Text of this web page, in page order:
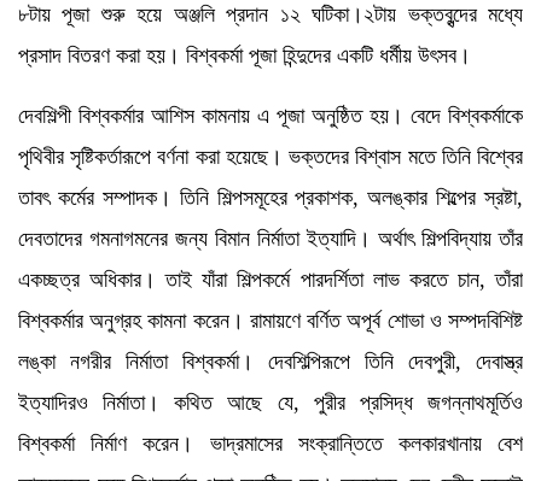
৮টায় পূজা শুরু হয়ে অঞ্জলি প্রদান ১২ ঘটিকা।২টায় ভক্তবৃন্দের মধ্যে
প্রসাদ বিতরণ করা হয়। বিশ্বকর্মা পূজা হিন্দুদের একটি ধর্মীয় উৎসব।
দেবশিল্পী বিশ্বকর্মার আশিস কামনায় এ পূজা অনুষ্ঠিত হয়। বেদে বিশ্বকর্মাকে
পৃথিবীর সৃষ্টিকর্তারূপে বর্ণনা করা হয়েছে। ভক্তদের বিশ্বাস মতে তিনি বিশ্বের
তাবৎ কর্মের সম্পাদক। তিনি শিল্পসমূহের প্রকাশক, অলঙ্কার শিল্পের স্রষ্টা,
দেবতাদের গমনাগমনের জন্য বিমান নির্মাতা ইত্যাদি। অর্থাৎ শিল্পবিদ্যায় তাঁর
একচ্ছত্র অধিকার। তাই যাঁরা শিল্পকর্মে পারদর্শিতা লাভ করতে চান, তাঁরা
বিশ্বকর্মার অনুগ্রহ কামনা করেন। রামায়ণে বর্ণিত অপূর্ব শোভা ও সম্পদবিশিষ্ট
লঙ্কা নগরীর নির্মাতা বিশ্বকর্মা। দেবশিল্পিরূপে তিনি দেবপুরী, দেবাস্ত্র
ইত্যাদিরও নির্মাতা। কথিত আছে যে, পুরীর প্রসিদ্ধ জগন্নাথমূর্তিও
বিশ্বকর্মা নির্মাণ করেন। ভাদ্রমাসের সংক্রান্তিতে কলকারখানায় বেশ